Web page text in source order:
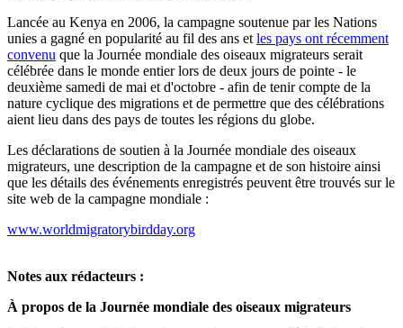
Lancée au Kenya en 2006, la campagne soutenue par les Nations
unies a gagné en popularité au fil des ans et les pays ont récemment
convenu que la Journée mondiale des oiseaux migrateurs serait
célébrée dans le monde entier lors de deux jours de pointe - le
deuxième samedi de mai et d'octobre - afin de tenir compte de la
nature cyclique des migrations et de permettre que des célébrations
aient lieu dans des pays de toutes les régions du globe.
Les déclarations de soutien à la Journée mondiale des oiseaux
migrateurs, une description de la campagne et de son histoire ainsi
que les détails des événements enregistrés peuvent être trouvés sur le
site web de la campagne mondiale :
www.worldmigratorybirdday.org
Notes aux rédacteurs :
À propos de la Journée mondiale des oiseaux migrateurs